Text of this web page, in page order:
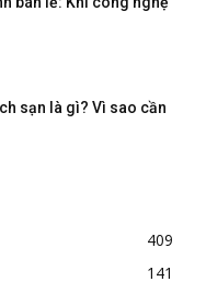
sạn là gì? Vì sao cần
409
141